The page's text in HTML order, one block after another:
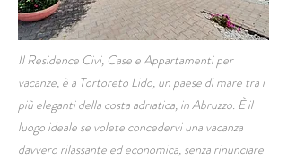
Il Residence Civi, Case e Appartamenti per
vacanze, è a Tortoreto Lido, un paese di mare tra i
più eleganti della costa adriatica, in Abruzzo. È il
luogo ideale se volete concedervi una vacanza
davvero rilassante ed economica, senza rinunciare